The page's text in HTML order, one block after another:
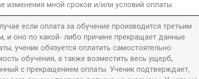
изменения мной сроков и/или условий оплаты.
если оплата за обучение производится третьим
и оно по какой- либо причине прекращает данные
ученик обязуется оплатить самостоятельно
обучения, а также возместить весь ущерб,
с прекращением оплаты. Ученик подтверждает,